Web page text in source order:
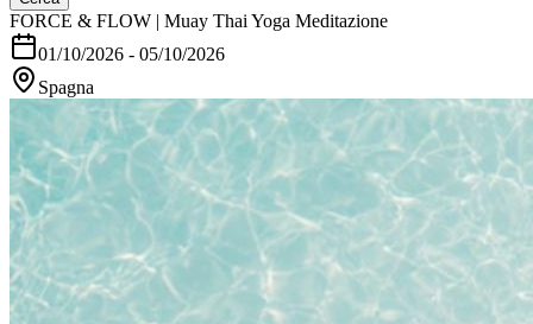
FORCE & FLOW | Muay Thai Yoga Meditazione
01/10/2026 - 05/10/2026
Spagna